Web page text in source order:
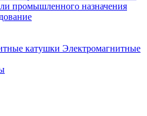
промышленного назначения
Электромагнитные